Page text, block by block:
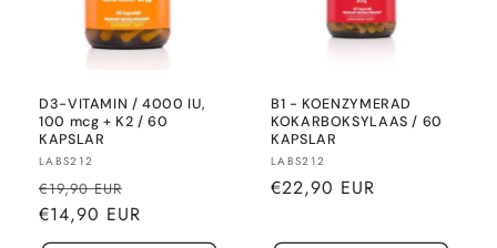
D3-VITAMIN / 4000 IU,
100 mcg + K2 / 60
KAPSLAR
Säljare:
LABS212
Normalt
pris
€19,90 EUR
pris
€14,90 EUR
B1 - KOENZYMERAD
KOKARBOKSYLAAS / 60
KAPSLAR
Säljare:
LABS212
Normalt
€22,90 EUR